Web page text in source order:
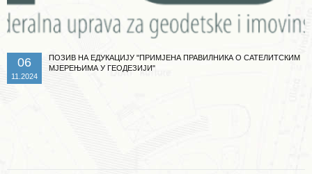
06
11.2024
ПОЗИВ НА ЕДУКАЦИЈУ "ПРИМЈЕНА ПРАВИЛНИКА О САТЕЛИТСКИМ
МЈЕРЕЊИМА У ГЕОДЕЗИЈИ"